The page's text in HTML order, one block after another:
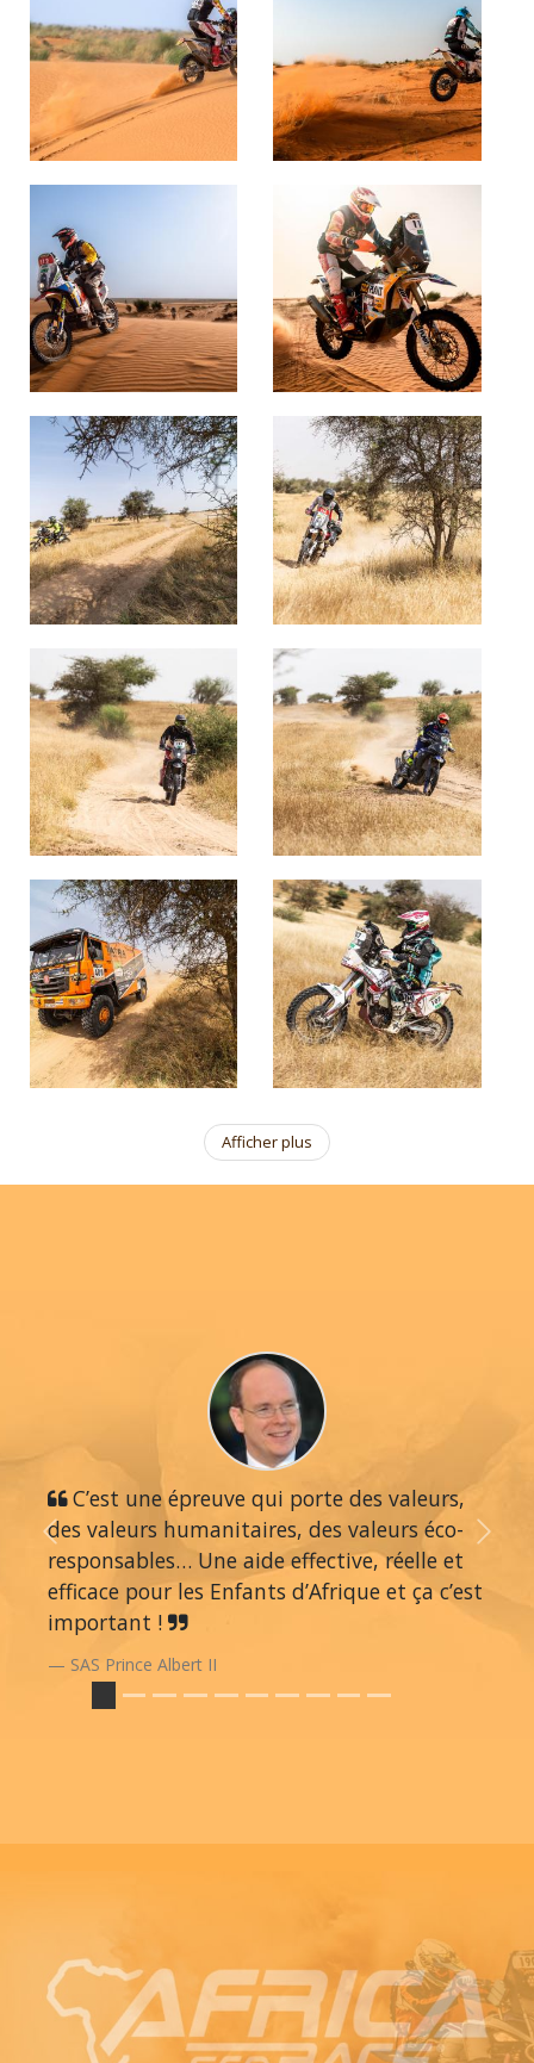
Afficher plus
C’est une épreuve qui porte des valeurs,
des valeurs humanitaires, des valeurs éco-
responsables… Une aide effective, réelle et
efficace pour les Enfants d’Afrique et ça c’est
important !
SAS Prince Albert II
Previous Next